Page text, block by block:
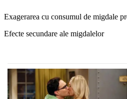
Exagerarea cu consumul de migdale
Efecte secundare ale migdalelor